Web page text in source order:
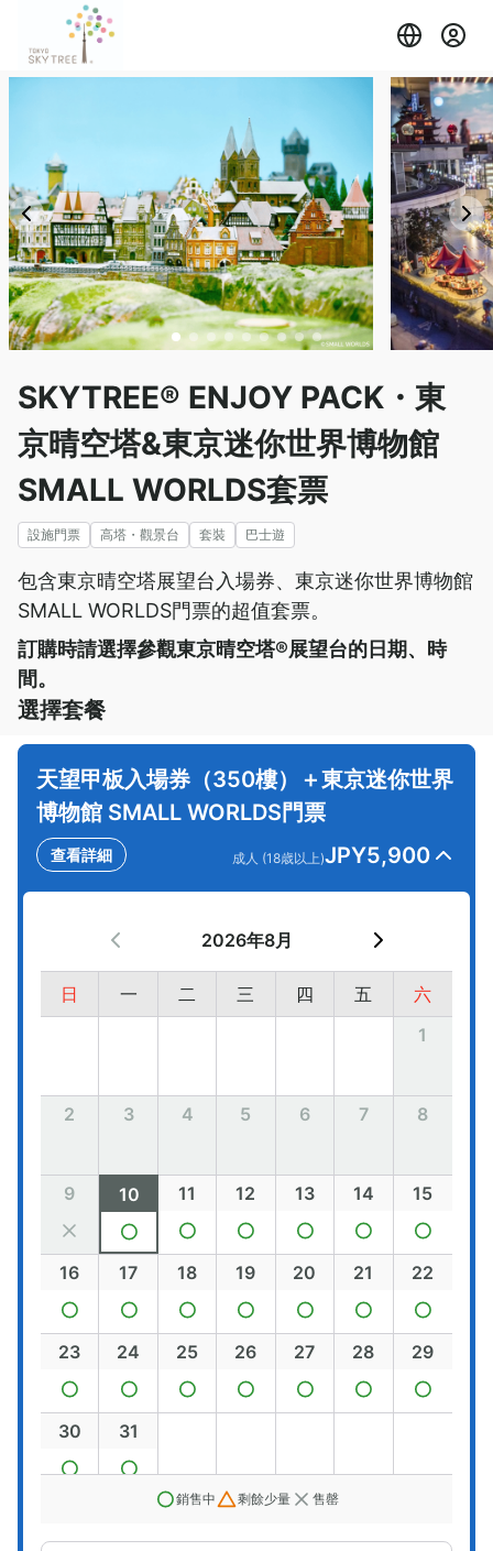
SKYTREE® ENJOY PACK・東
京晴空塔&東京迷你世界博物館
SMALL WORLDS套票
設施門票 高塔・觀景台 套裝 巴士遊
包含東京晴空塔展望台入場券、東京迷你世界博物館
SMALL WORLDS門票的超值套票。
訂購時請選擇參觀東京晴空塔®展望台的日期、時
間。
選擇套餐
天望甲板入場券（350樓）＋東京迷你世界
博物館 SMALL WORLDS門票
查看詳細 成人 (18歳以上)JPY5,900
2026年8月
日 一 二 三 四 五
六
1
2 3 4 5 6 7 8
9 10 11 12 13 14 15
16 17 18 19 20 21 22
23 24 25 26 27 28 29
30 31
銷售中 剩餘少量 售罄